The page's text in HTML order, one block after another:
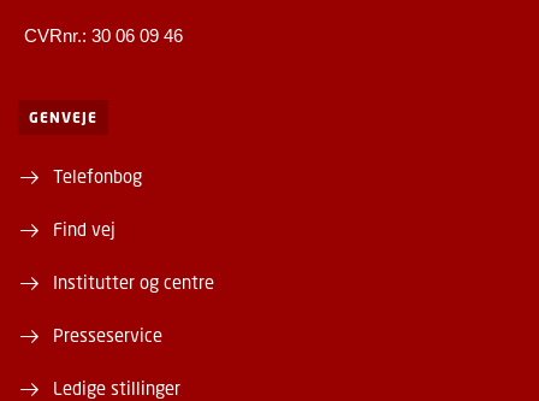
CVRnr.: 30 06 09 46
GENVEJE
Telefonbog
Find vej
Institutter og centre
Presseservice
Ledige stillinger